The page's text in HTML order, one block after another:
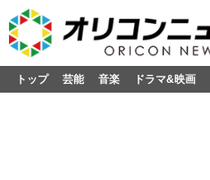
トップ 芸能 音楽 ドラマ&映画